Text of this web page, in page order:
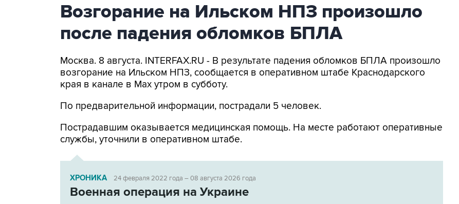
Возгорание на Ильском НПЗ произошло
после падения обломков БПЛА
Москва. 8 августа. INTERFAX.RU - В результате падения обломков БПЛА произошло
возгорание на Ильском НПЗ, сообщается в оперативном штабе Краснодарского
края в канале в Max утром в субботу.
По предварительной информации, пострадали 5 человек.
Пострадавшим оказывается медицинская помощь. На месте работают оперативные
службы, уточнили в оперативном штабе.
ХРОНИКА 24 февраля 2022 года – 08 августа 2026 года
Военная операция на Украине